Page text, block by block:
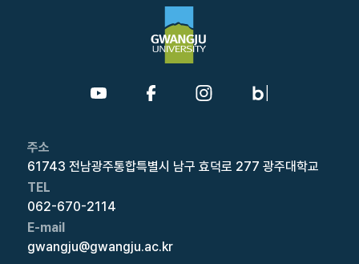
주소
61743 전남광주통합특별시 남구 효덕로 277 광주대학교
TEL
062-670-2114
E-mail
gwangju@gwangju.ac.kr